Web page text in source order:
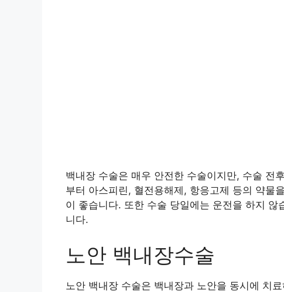
백내장 수술은 매우 안전한 수술이지만, 수술 전
부터 아스피린, 혈전용해제, 항응고제 등의 약물
이 좋습니다. 또한 수술 당일에는 운전을 하지
니다.
노안 백내장수술
노안 백내장 수술은 백내장과 노안을 동시에 치